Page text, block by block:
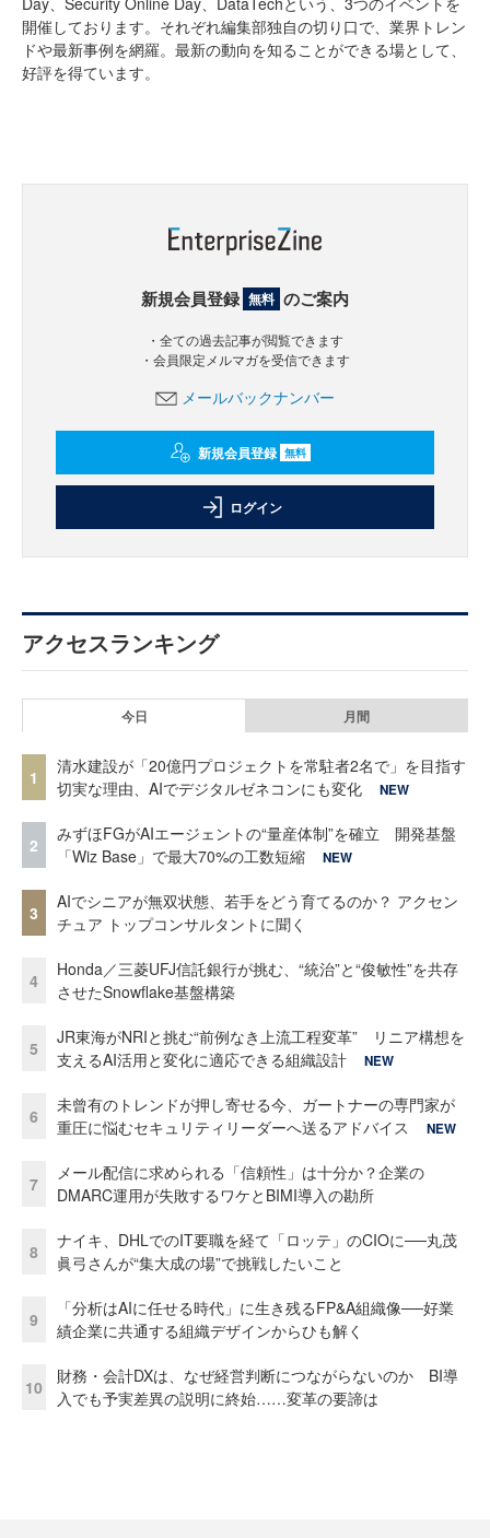
開催しております。それぞれ編集部独自の切り口で、業界トレン
ドや最新事例を網羅。最新の動向を知ることができる場として、
好評を得ています。
新規会員登録 無料 のご案内
・全ての過去記事が閲覧できます
・会員限定メルマガを受信できます
メールバックナンバー
新規会員登録 無料
ログイン
アクセスランキング
今日 月間
1
清水建設が「20億円プロジェクトを常駐者2名で」を目指す
切実な理由、AIでデジタルゼネコンにも変化
NEW
2
みずほFGがAIエージェントの“量産体制”を確立 開発基盤
「Wiz Base」で最大70%の工数短縮
NEW
3
AIでシニアが無双状態、若手をどう育てるのか？ アクセン
チュア トップコンサルタントに聞く
4
Honda／三菱UFJ信託銀行が挑む、“統治”と“俊敏性”を共存
させたSnowflake基盤構築
5
JR東海がNRIと挑む“前例なき上流工程変革” リニア構想を
支えるAI活用と変化に適応できる組織設計
NEW
6
未曾有のトレンドが押し寄せる今、ガートナーの専門家が
重圧に悩むセキュリティリーダーへ送るアドバイス
NEW
7
メール配信に求められる「信頼性」は十分か？企業の
DMARC運用が失敗するワケとBIMI導入の勘所
8
ナイキ、DHLでのIT要職を経て「ロッテ」のCIOに──丸茂
眞弓さんが“集大成の場”で挑戦したいこと
9
「分析はAIに任せる時代」に生き残るFP&A組織像──好業
績企業に共通する組織デザインからひも解く
10
財務・会計DXは、なぜ経営判断につながらないのか BI導
入でも予実差異の説明に終始……変革の要諦は